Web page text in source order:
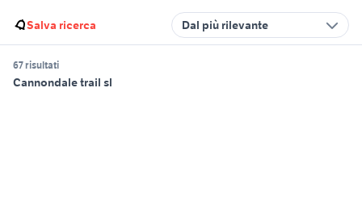
Salva ricerca Dal più rilevante
67 risultati
Cannondale trail sl